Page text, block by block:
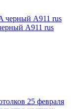
А911 rus
25 февраля